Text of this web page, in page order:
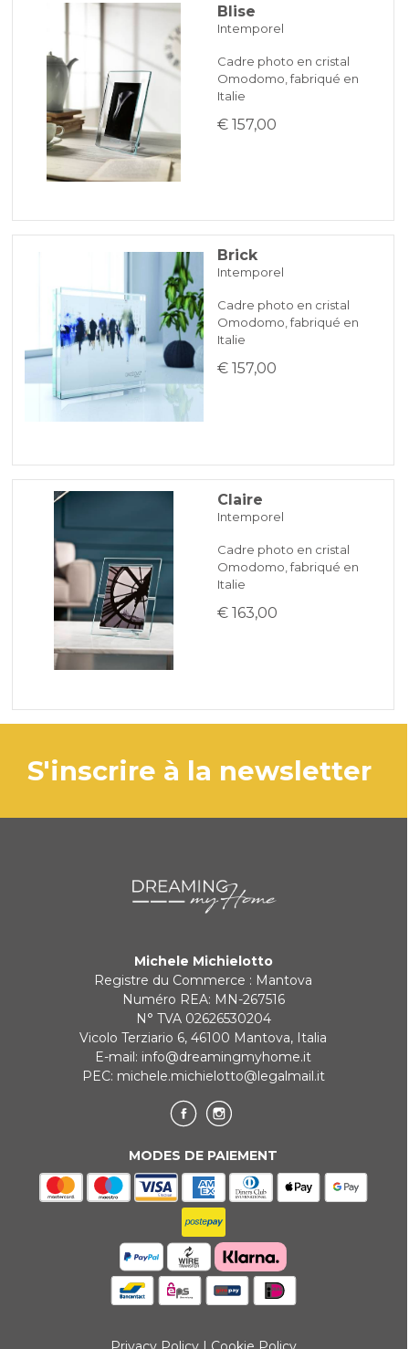
Blise
Intemporel
Cadre photo en cristal
Omodomo, fabriqué en
Italie
€ 157,00
Brick
Intemporel
Cadre photo en cristal
Omodomo, fabriqué en
Italie
€ 157,00
Claire
Intemporel
Cadre photo en cristal
Omodomo, fabriqué en
Italie
€ 163,00
s'inscrire à la newsletter
Michele Michielotto
Registre du Commerce : Mantova
Numéro REA: MN-267516
N° TVA 02626530204
Vicolo Terziario 6, 46100 Mantova, Italia
E-mail: info@dreamingmyhome.it
PEC: michele.michielotto@legalmail.it
MODES DE PAIEMENT